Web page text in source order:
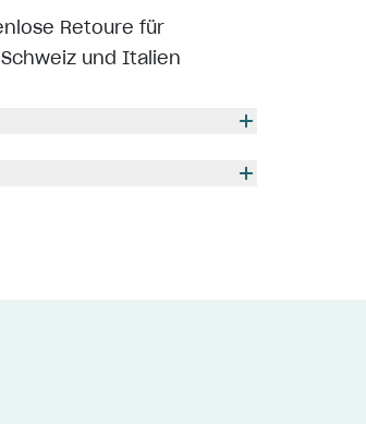
Retoure für
und Italien